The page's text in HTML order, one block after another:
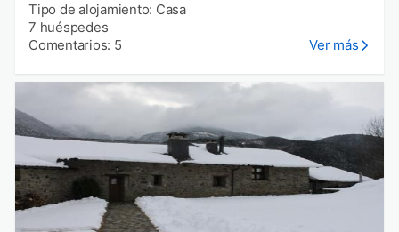
Tipo de alojamiento: Casa
7 huéspedes
Comentarios: 5
Ver más